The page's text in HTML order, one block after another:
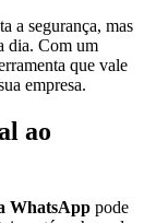
a segurança, mas
dia. Com um
que vale
empresa.
ao
WhatsApp pode